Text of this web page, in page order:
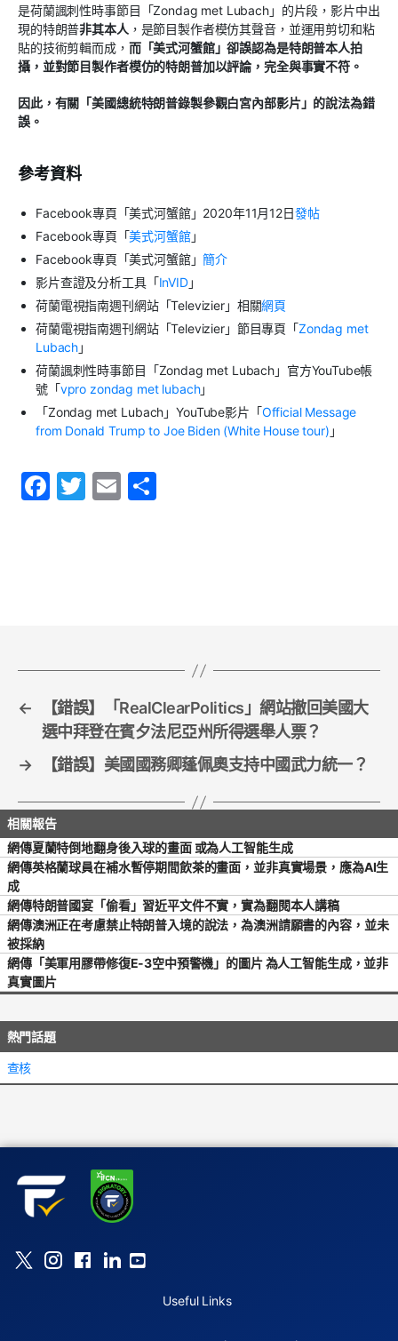
是荷蘭諷刺性時事節目「Zondag met Lubach」的片段，影片中出
現的特朗普非其本人 ，是節目製作者模仿其聲音，並運用剪切和粘
貼的技術剪輯而成， 而「美式河蟹館」卻誤認為是特朗普本人拍
攝，並對節目製作者模仿的特朗普加以評論，完全與事實不符。
因此，有關「美國總統特朗普錄製參觀白宮內部影片」的說法為錯
誤。
參考資料
Facebook專頁「美式河蟹館」2020年11月12日發帖
Facebook專頁「美式河蟹館」
Facebook專頁「美式河蟹館」簡介
影片查證及分析工具「InVID」
荷蘭電視指南週刊網站「Televizier」相關網頁
荷蘭電視指南週刊網站「Televizier」節目專頁「Zondag met
Lubach」
荷蘭諷刺性時事節目「Zondag met Lubach」官方YouTube帳
號「vpro zondag met lubach」
「Zondag met Lubach」YouTube影片「Official Message
from Donald Trump to Joe Biden (White House tour) 」
F
T
E
←
【錯誤】「RealClearPolitics」網站撤回美國大
選中拜登在賓夕法尼亞州所得選舉人票？
→
【錯誤】美國國務卿蓬佩奧支持中國武力統一？
網傳夏蘭特倒地翻身後入球的畫面 或為人工智能生成
網傳英格蘭球員在補水暫停期間飲茶的畫面，並非真實場景，應為AI生
成
網傳特朗普國宴「偷看」習近平文件不實，實為翻閱本人講稿
網傳澳洲正在考慮禁止特朗普入境的說法，為澳洲請願書的內容，並未
被採納
網傳「美軍用膠帶修復E-3空中預警機」的圖片 為人工智能生成，並非
真實圖片
熱門話題
查核
Useful Links